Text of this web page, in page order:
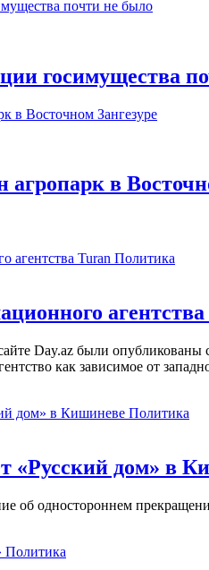
госимущества
агропарк в
Политика
Day.az были
как зависимое от
Политика
«Русский дом» в
одностороннем
Политика